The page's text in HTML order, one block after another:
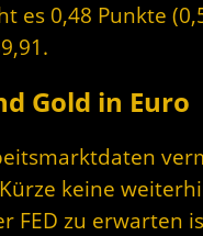
es 0,48 Punkte
Gold in Euro
keine
FED zu erwarten